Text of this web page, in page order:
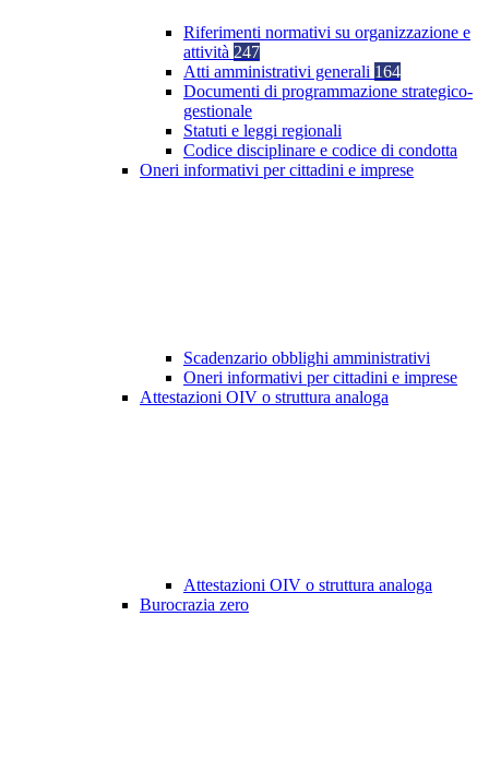
Riferimenti normativi su organizzazione e
attività 247
Atti amministrativi generali 164
Documenti di programmazione strategico-
gestionale
Statuti e leggi regionali
Codice disciplinare e codice di condotta
Oneri informativi per cittadini e imprese
Scadenzario obblighi amministrativi
Oneri informativi per cittadini e imprese
Attestazioni OIV o struttura analoga
Attestazioni OIV o struttura analoga
Burocrazia zero